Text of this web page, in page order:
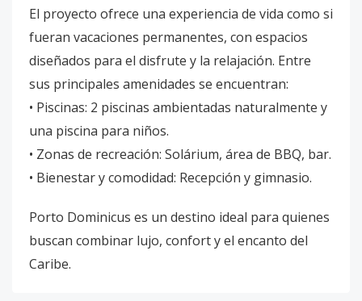
El proyecto ofrece una experiencia de vida como si
fueran vacaciones permanentes, con espacios
diseñados para el disfrute y la relajación. Entre
sus principales amenidades se encuentran:
• Piscinas: 2 piscinas ambientadas naturalmente y
una piscina para niños.
• Zonas de recreación: Solárium, área de BBQ, bar.
• Bienestar y comodidad: Recepción y gimnasio.
Porto Dominicus es un destino ideal para quienes
buscan combinar lujo, confort y el encanto del
Caribe.